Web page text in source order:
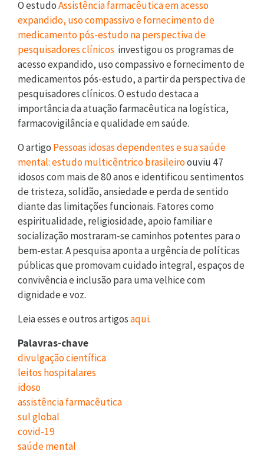
O estudoAssistência farmacêutica em acesso
expandido, uso compassivo e fornecimento de
medicamento pós-estudo na perspectiva de
pesquisadores clínicos investigou os programas de
acesso expandido, uso compassivo e fornecimento de
medicamentos pós-estudo, a partir da perspectiva de
pesquisadores clínicos. O estudo destaca a
importância da atuação farmacêutica na logística,
farmacovigilância e qualidade em saúde.
O artigo Pessoas idosas dependentes e sua saúde
mental: estudo multicêntrico brasileiroouviu 47
idosos com mais de 80 anos e identificou sentimentos
de tristeza, solidão, ansiedade e perda de sentido
diante das limitações funcionais. Fatores como
espiritualidade, religiosidade, apoio familiar e
socialização mostraram-se caminhos potentes para o
bem-estar. A pesquisa aponta a urgência de políticas
públicas que promovam cuidado integral, espaços de
convivência e inclusão para uma velhice com
dignidade e voz.
Leia esses e outros artigosaqui.
Palavras-chave
divulgação científica
leitos hospitalares
idoso
assistência farmacêutica
sul global
covid-19
saúde mental